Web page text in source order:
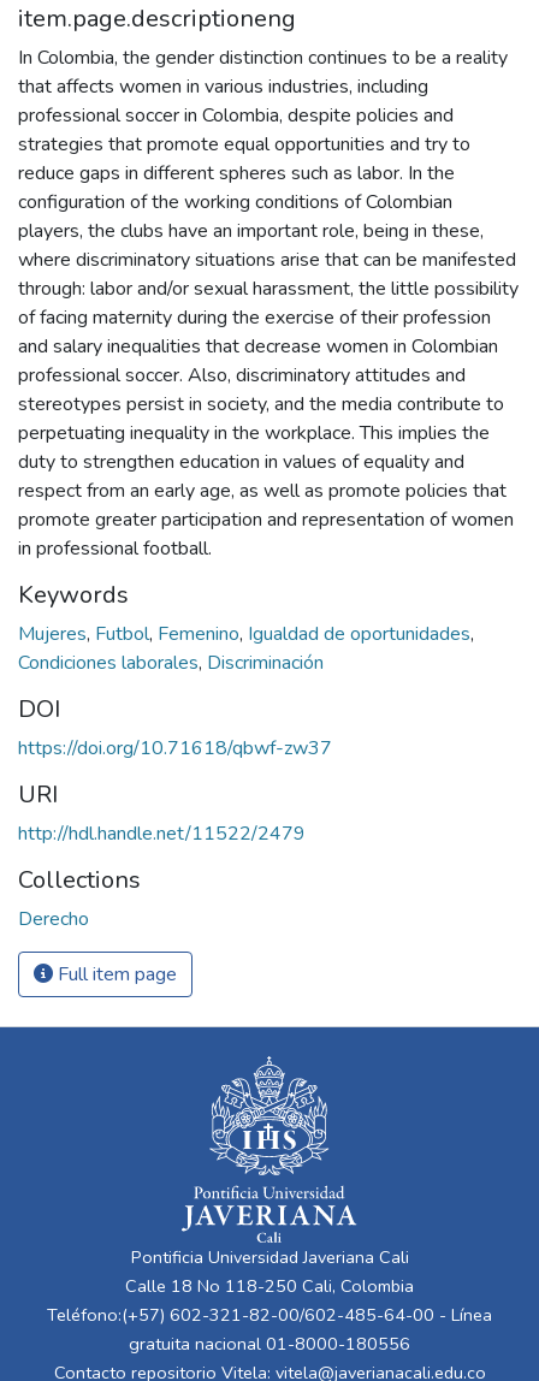
item.page.descriptioneng
In Colombia, the gender distinction continues to be a reality
that affects women in various industries, including
professional soccer in Colombia, despite policies and
strategies that promote equal opportunities and try to
reduce gaps in different spheres such as labor. In the
configuration of the working conditions of Colombian
players, the clubs have an important role, being in these,
where discriminatory situations arise that can be manifested
through: labor and/or sexual harassment, the little possibility
of facing maternity during the exercise of their profession
and salary inequalities that decrease women in Colombian
professional soccer. Also, discriminatory attitudes and
stereotypes persist in society, and the media contribute to
perpetuating inequality in the workplace. This implies the
duty to strengthen education in values of equality and
respect from an early age, as well as promote policies that
promote greater participation and representation of women
in professional football.
Keywords
Mujeres, Futbol, Femenino, Igualdad de oportunidades,
Condiciones laborales, Discriminación
DOI
https://doi.org/10.71618/qbwf-zw37
URI
http://hdl.handle.net/11522/2479
Collections
Derecho
Full item page
Pontificia Universidad Javeriana Cali
Calle 18 No 118-250 Cali, Colombia
Teléfono:(+57) 602-321-82-00/602-485-64-00 - Línea
gratuita nacional 01-8000-180556
Contacto repositorio Vitela: vitela@javerianacali.edu.co